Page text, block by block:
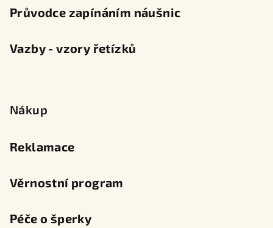
Průvodce zapínáním náušnic
Vazby - vzory řetízků
Nákup
Reklamace
Věrnostní program
Péče o šperky